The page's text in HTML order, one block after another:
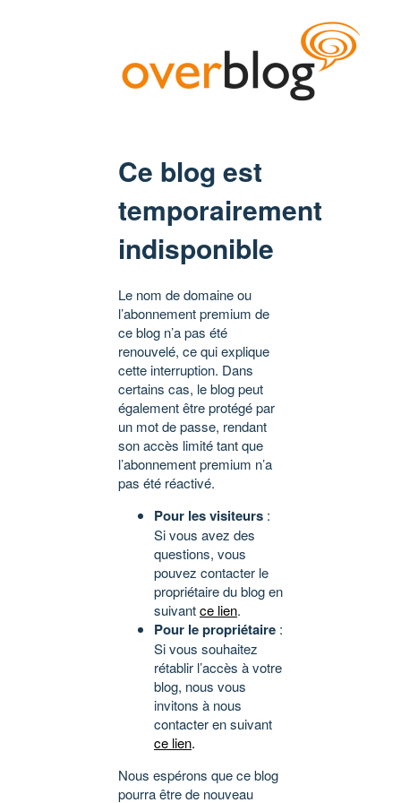
Ce blog est
temporairement
indisponible
Le nom de domaine ou
l’abonnement premium de
ce blog n’a pas été
renouvelé, ce qui explique
cette interruption. Dans
certains cas, le blog peut
également être protégé par
un mot de passe, rendant
son accès limité tant que
l’abonnement premium n’a
pas été réactivé.
Pour les visiteurs :
Si vous avez des
questions, vous
pouvez contacter le
propriétaire du blog en
suivantce lien.
Pour le propriétaire :
Si vous souhaitez
rétablir l’accès à votre
blog, nous vous
invitons à nous
contacter en suivant
ce lien.
Nous espérons que ce blog
pourra être de nouveau